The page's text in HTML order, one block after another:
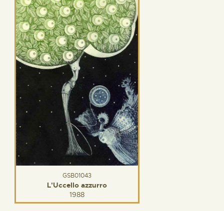
GSB01043
L'Uccello azzurro
1988